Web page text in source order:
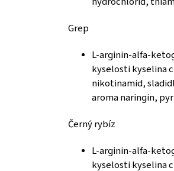
Grep
L-arginin-alfa-
kyselosti kyselina
nikotinamid,
aroma naringin,
Černý rybíz
L-arginin-alfa-
kyselosti kyselina